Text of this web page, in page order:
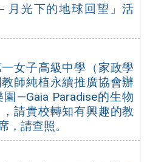
月光下的地球回望」活
女子高級中學（家政學
師純植永續推廣協會辦
—Gaia Paradise的生物
請貴校轉知有興趣的教
，請查照。